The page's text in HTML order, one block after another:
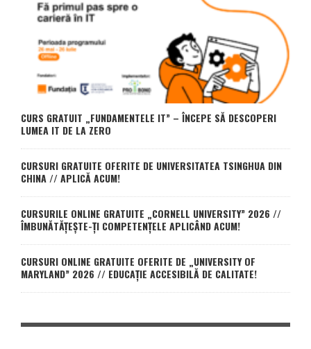
CURS GRATUIT „FUNDAMENTELE IT” – ÎNCEPE SĂ DESCOPERI
LUMEA IT DE LA ZERO
CURSURI GRATUITE OFERITE DE UNIVERSITATEA TSINGHUA DIN
CHINA // APLICĂ ACUM!
CURSURILE ONLINE GRATUITE „CORNELL UNIVERSITY” 2026 //
ÎMBUNĂTĂȚEȘTE-ȚI COMPETENȚELE APLICÂND ACUM!
CURSURI ONLINE GRATUITE OFERITE DE „UNIVERSITY OF
MARYLAND” 2026 // EDUCAȚIE ACCESIBILĂ DE CALITATE!